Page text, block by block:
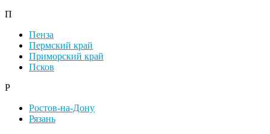
П
Пенза
Пермский край
Приморский край
Псков
Р
Ростов-на-Дону
Рязань